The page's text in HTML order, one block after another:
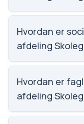
Email:
1266. Adresse:
Lauridsen.
Hvordan er
afdeling
Social trivsel på
Vejen (559001) er
3143 skoler.
besvarelser.
Hvordan er
afdeling
Faglig trivsel på